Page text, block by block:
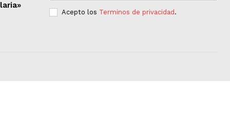
Acepto los Terminos de privacidad .